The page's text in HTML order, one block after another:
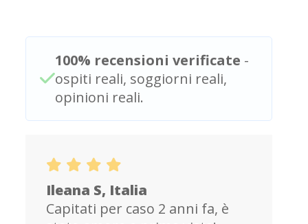
100% recensioni verificate -
ospiti reali, soggiorni reali,
opinioni reali.
Ileana S, Italia
Capitati per caso 2 anni fa, è